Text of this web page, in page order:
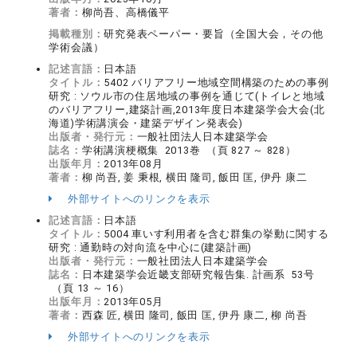
著者： 柳尚吾、高橋儀平
掲載種別：研究発表ペーパー・要旨（全国大会，その他
学術会議）
記述言語： 日本語
タイトル： 5402 バリアフリー地域空間構築のための事例
研究 : ソウル市の住居地域の事例を通じて(トイレと地域
のバリアフリー,建築計画,2013年度日本建築学会大会(北
海道)学術講演会・建築デザイン発表会)
出版者・発行元： 一般社団法人日本建築学会
誌名： 学術講演梗概集 2013巻 （頁 827 ～ 828）
出版年月：2013年08月
著者： 柳 尚吾, 姜 秉根, 横田 隆司, 飯田 匡, 伊丹 康二
外部サイトへのリンクを表示
記述言語： 日本語
タイトル： 5004 車いす利用者を含む群集の挙動に関する
研究 : 通勤時の対向流を中心に(建築計画)
出版者・発行元： 一般社団法人日本建築学会
誌名： 日本建築学会近畿支部研究報告集. 計画系 53号
（頁 13 ～ 16）
出版年月：2013年05月
著者： 西森 匠, 横田 隆司, 飯田 匡, 伊丹 康二, 柳 尚吾
外部サイトへのリンクを表示